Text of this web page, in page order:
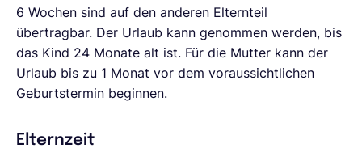
6 Wochen sind auf den anderen Elternteil
übertragbar. Der Urlaub kann genommen werden, bis
das Kind 24 Monate alt ist. Für die Mutter kann der
Urlaub bis zu 1 Monat vor dem voraussichtlichen
Geburtstermin beginnen.
Elternzeit